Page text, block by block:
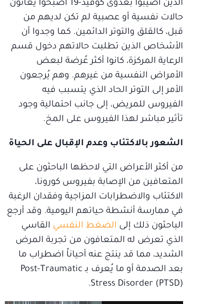
الذين أصيبوا بعدوى كوفيد-19 أصبحوا يعانون
حالات نفسية أو عصبية لم تكن لديهم من
قبل، كالقلق والتوتر الدائمين. كما وجدوا أن
الأشخاص الذين تطلبت حالاتهم دخول قسم
الرعاية المركزة، كانوا أكثر عُرضة لبعض
الأمراض النفسية من غيرهم. وهم يُرجعون
الأمر إلى التوتر الحاد الذي يتسبب فيه
الفيروس للمريض، إلى جانب احتمالية وجود
تأثير مباشر لهذا الفيروس على المخ.
الشعور بالاكتئاب وعدم الإقبال على الحياة
من أكثر الأعراض التي لاحظها الباحثون على
المتعافين من الإصابة بفيروس كورونا،
الاكتئاب والاضطرابات المزاجية وفقدان الرغبة
في ممارسة أنشطة حياتهم اليومية. وقد أرجع
الباحثون ذلك إلى الضغط النفسي القاسي
الذي تعرض له المتعافون من تجربة المرض
الشديد، مما قد ينتج عنه أحياناً اضطراب ما
بعد الصدمة أو ما يُعرف بـ Post-Traumatic
Stress Disorder (PTSD).